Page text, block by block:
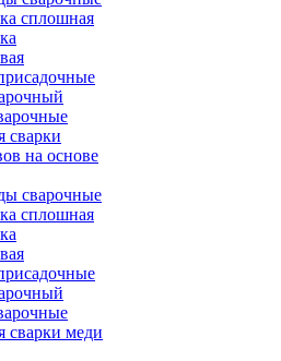
сплошная
сварки
на основе
сварочные
сплошная
сварки меди